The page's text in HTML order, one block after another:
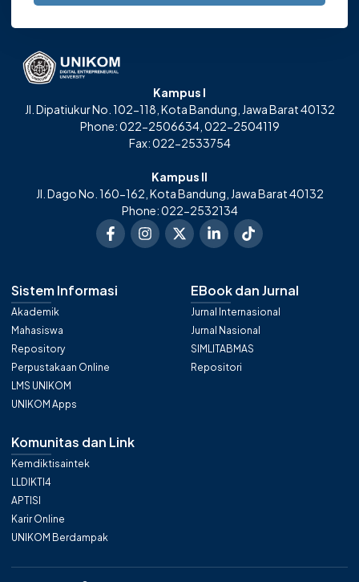
Kampus I
Jl. Dipatiukur No. 102-118, Kota Bandung, Jawa Barat 40132
Phone: 022-2506634, 022-2504119
Fax: 022-2533754
Kampus II
Jl. Dago No. 160-162, Kota Bandung, Jawa Barat 40132
Phone: 022-2532134
Sistem Informasi
Akademik
Mahasiswa
Repository
Perpustakaan Online
LMS UNIKOM
UNIKOM Apps
EBook dan Jurnal
Jurnal Internasional
Jurnal Nasional
SIMLITABMAS
Repositori
Komunitas dan Link
Kemdiktisaintek
LLDIKTI4
APTISI
Karir Online
UNIKOM Berdampak